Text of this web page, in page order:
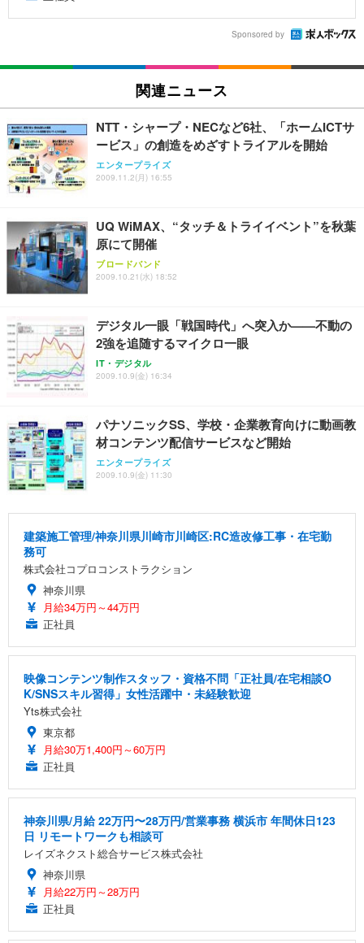
Sponsored by
関連ニュース
NTT・シャープ・NECなど6社、「ホームICTサ
ービス」の創造をめざすトライアルを開始
エンタープライズ
2009.11.2(月) 16:55
UQ WiMAX、“タッチ＆トライイベント”を秋葉
原にて開催
ブロードバンド
2009.10.21(水) 18:52
デジタル一眼「戦国時代」へ突入か——不動の
2強を追随するマイクロ一眼
IT・デジタル
2009.10.9(金) 16:34
パナソニックSS、学校・企業教育向けに動画教
材コンテンツ配信サービスなど開始
エンタープライズ
2009.10.9(金) 11:30
建築施工管理/神奈川県川崎市川崎区:RC造改修工事・在宅勤
務可
株式会社コプロコンストラクション
神奈川県
月給34万円～44万円
正社員
映像コンテンツ制作スタッフ・資格不問「正社員/在宅相談O
K/SNSスキル習得」女性活躍中・未経験歓迎
Yts株式会社
東京都
月給30万1,400円～60万円
正社員
神奈川県/月給 22万円〜28万円/営業事務 横浜市 年間休日123
日 リモートワークも相談可
レイズネクスト総合サービス株式会社
神奈川県
月給22万円～28万円
正社員